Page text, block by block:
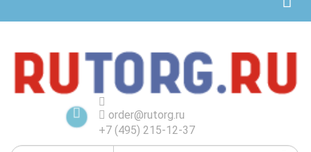
order@rutorg.ru
+7 (495) 215-12-37